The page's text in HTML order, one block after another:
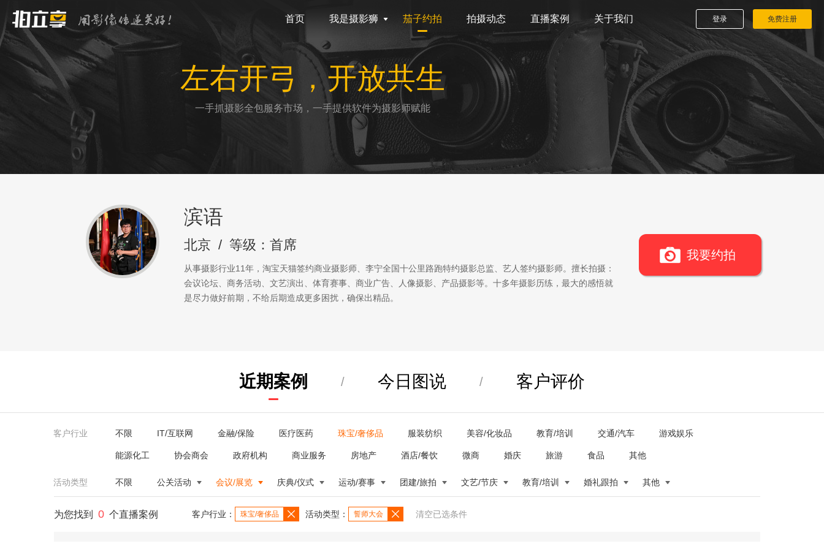
首页 我是摄影狮 茄子约拍 拍摄动态 直播案例 关于我们 登录 免费注册
左右开弓，开放共生
一手抓摄影全包服务市场，一手提供软件为摄影师赋能
滨语
北京 / 等级：首席
从事摄影行业11年，淘宝天猫签约商业摄影师、李宁全国十公里路跑特约摄影总监、艺人签约摄影师。擅长拍摄：
会议论坛、商务活动、文艺演出、体育赛事、商业广告、人像摄影、产品摄影等。十多年摄影历练，最大的感悟就
是尽力做好前期，不给后期造成更多困扰，确保出精品。
我要约拍
近期案例 / 今日图说 / 客户评价
客户行业 不限 IT/互联网 金融/保险 医疗医药 珠宝/奢侈品 服装纺织 美容/化妆品 教育/培训 交通/汽车 游戏娱乐
能源化工 协会商会 政府机构 商业服务 房地产 酒店/餐饮 微商 婚庆 旅游 食品 其他
活动类型 不限 公关活动 会议/展览 庆典/仪式 运动/赛事 团建/旅拍 文艺/节庆 教育/培训 婚礼跟拍 其他
为您找到 0 个直播案例 客户行业： 珠宝/奢侈品 活动类型： 誓师大会 清空已选条件